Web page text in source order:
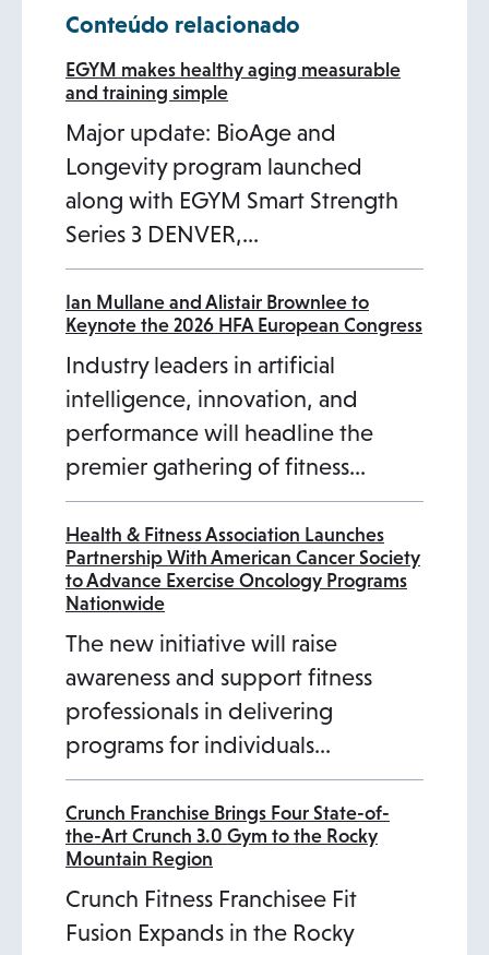
e
t
a
b
Conteúdo relacionado
EGYM makes healthy aging measurable
and training simple
Major update: BioAge and
Longevity program launched
along with EGYM Smart Strength
Series 3 DENVER,…
Ian Mullane and Alistair Brownlee to
Keynote the 2026 HFA European Congress
Industry leaders in artificial
intelligence, innovation, and
performance will headline the
premier gathering of fitness…
Health & Fitness Association Launches
Partnership With American Cancer Society
to Advance Exercise Oncology Programs
Nationwide
The new initiative will raise
awareness and support fitness
professionals in delivering
programs for individuals…
Crunch Franchise Brings Four State-of-
the-Art Crunch 3.0 Gym to the Rocky
Mountain Region
Crunch Fitness Franchisee Fit
Fusion Expands in the Rocky